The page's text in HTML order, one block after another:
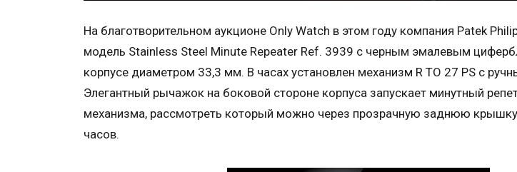
На благотворительном аукционе Only Watch в этом году компания Patek
модель Stainless Steel Minute Repeater Ref. 3939 с черным эмалевым
корпусе диаметром 33,3 мм. В часах установлен механизм R TO 27 PS с
Элегантный рычажок на боковой стороне корпуса запускает минутный
механизма, рассмотреть который можно через прозрачную заднюю
часов.